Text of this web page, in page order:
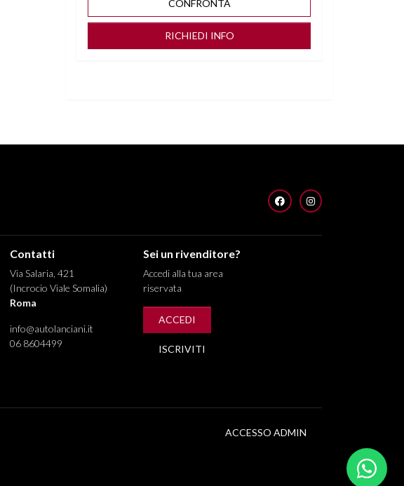
CONFRONTA
RICHIEDI INFO
FACEBOOKINSTAGRAM
Contatti
Via Salaria, 421
(Incrocio Viale Somalia)
Roma
info@autolanciani.it
06 8604499
Sei un rivenditore?
Accedi alla tua area
riservata
ACCEDI
ISCRIVITI
ACCESSO ADMIN